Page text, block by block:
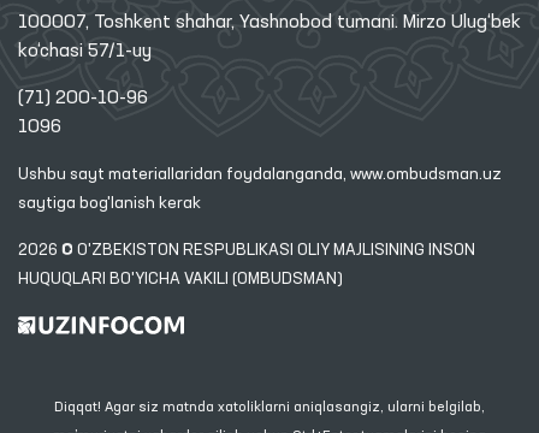
100007, Toshkent shahar, Yashnobod tumani. Mirzo Ulug‘bek
ko‘chasi 57/1-uy
(71) 200-10-96
1096
Ushbu sayt materiallaridan foydalanganda, www.ombudsman.uz
saytiga bog'lanish kerak
2026 © O'ZBEKISTON RESPUBLIKASI OLIY MAJLISINING INSON
HUQUQLARI BO'YICHA VAKILI (OMBUDSMAN)
Diqqat! Agar siz matnda xatoliklarni aniqlasangiz, ularni belgilab,